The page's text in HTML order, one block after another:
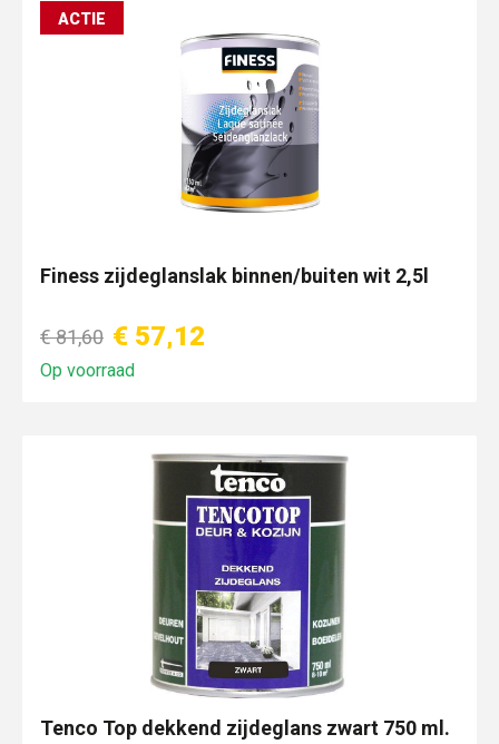
ACTIE
Finess zijdeglanslak binnen/buiten wit 2,5l
€ 81,60 € 57,12
Op voorraad
Tenco Top dekkend zijdeglans zwart 750 ml.